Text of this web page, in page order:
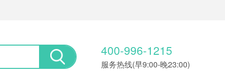
400-996-1215
服务热线(早9:00-晚23:00)